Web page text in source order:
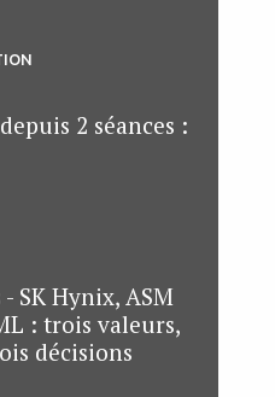
2 séances :
SK Hynix, ASM
: trois valeurs,
décisions